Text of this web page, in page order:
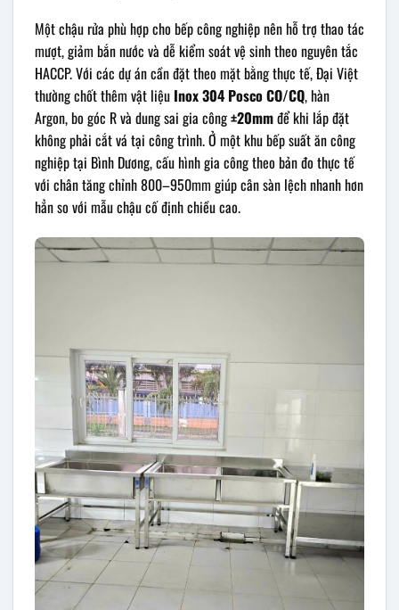
Một chậu rửa phù hợp cho bếp công nghiệp nên hỗ trợ thao tác
mượt, giảm bắn nước và dễ kiểm soát vệ sinh theo nguyên tắc
HACCP. Với các dự án cần đặt theo mặt bằng thực tế, Đại Việt
thường chốt thêm vật liệu Inox 304 Posco CO/CQ, hàn
Argon, bo góc R và dung sai gia công±20mmđể khi lắp đặt
không phải cắt vá tại công trình. Ở một khu bếp suất ăn công
nghiệp tại Bình Dương, cấu hình gia công theo bản đo thực tế
với chân tăng chỉnh 800–950mm giúp cân sàn lệch nhanh hơn
hẳn so với mẫu chậu cố định chiều cao.